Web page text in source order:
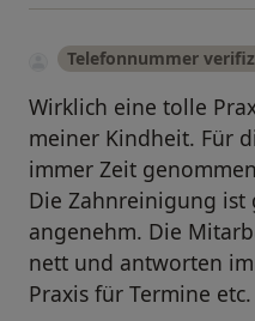
Telefonnummer
Wirklich eine tolle
meiner Kindheit. Für
immer Zeit
Die Zahnreinigung
angenehm. Die
nett und antworten
Praxis für Termine